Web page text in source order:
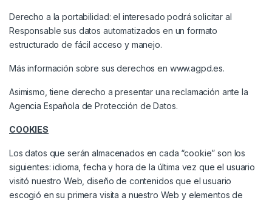
Derecho a la portabilidad: el interesado podrá solicitar al
Responsable sus datos automatizados en un formato
estructurado de fácil acceso y manejo.
Más información sobre sus derechos en www.agpd.es.
Asimismo, tiene derecho a presentar una reclamación ante la
Agencia Española de Protección de Datos.
COOKIES
Los datos que serán almacenados en cada “cookie” son los
siguientes: idioma, fecha y hora de la última vez que el usuario
visitó nuestro Web, diseño de contenidos que el usuario
escogió en su primera visita a nuestro Web y elementos de